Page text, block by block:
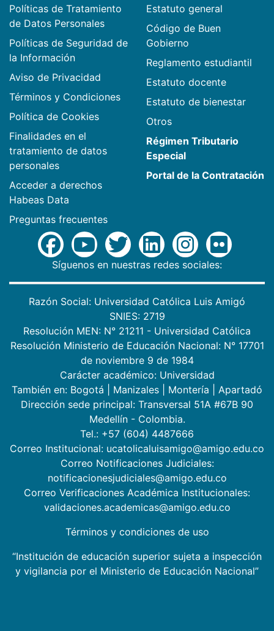
Políticas de Tratamiento
de Datos Personales
Políticas de Seguridad de
la Información
Aviso de Privacidad
Términos y Condiciones
Política de Cookies
Finalidades en el
tratamiento de datos
personales
Acceder a derechos
Habeas Data
Preguntas frecuentes
Estatuto general
Código de Buen
Gobierno
Reglamento estudiantil
Estatuto docente
Estatuto de bienestar
Otros
Régimen Tributario
Especial
Portal de la Contratación
Síguenos en nuestras redes sociales:
Razón Social: Universidad Católica Luis Amigó
SNIES: 2719
Resolución MEN: N° 21211 - Universidad Católica
Resolución Ministerio de Educación Nacional: N° 17701
de noviembre 9 de 1984
Carácter académico: Universidad
También en: Bogotá Manizales Montería
Apartadó
Dirección sede principal: Transversal 51A #67B 90
Medellín - Colombia.
Tel.: +57 (604) 4487666
Correo Institucional: ucatolicaluisamigo@amigo.edu.co
Correo Notificaciones Judiciales:
notificacionesjudiciales@amigo.edu.co
Correo Verificaciones Académica Institucionales:
validaciones.academicas@amigo.edu.co
Términos y condiciones de uso
“Institución de educación superior sujeta a inspección
y vigilancia por el Ministerio de Educación Nacional”